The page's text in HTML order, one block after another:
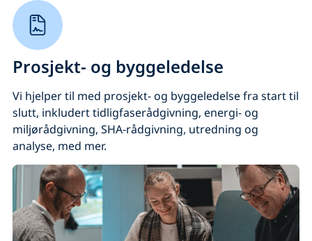
Prosjekt- og byggeledelse
Vi hjelper til med prosjekt- og byggeledelse fra start til
slutt, inkludert tidligfaserådgivning, energi- og
miljørådgivning, SHA-rådgivning, utredning og
analyse, med mer.